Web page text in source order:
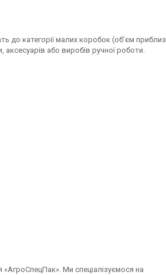
до категорії малих коробок (обʼєм
або виробів ручної роботи.
«АгроСпецПак». Ми спеціалізуємося на